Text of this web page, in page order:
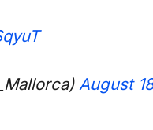
August